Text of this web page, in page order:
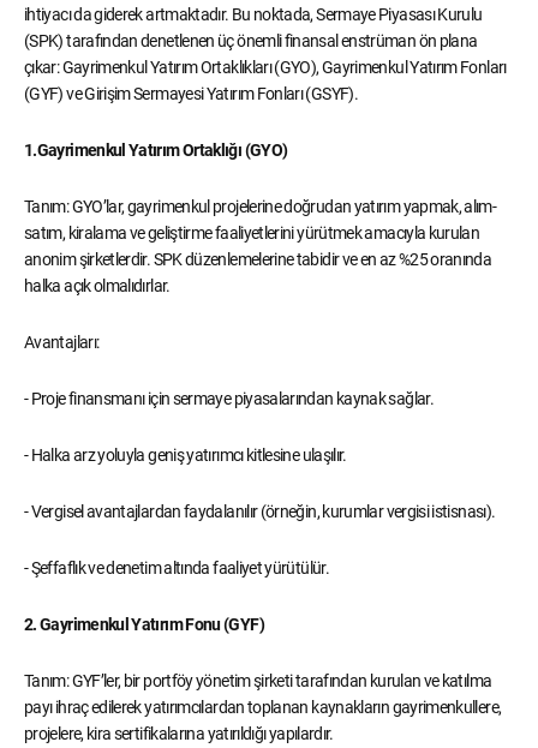
ihtiyacı da giderek artmaktadır. Bu noktada, Sermaye Piyasası Kurulu
(SPK) tarafından denetlenen üç önemli finansal enstrüman ön plana
çıkar: Gayrimenkul Yatırım Ortaklıkları (GYO), Gayrimenkul Yatırım Fonları
(GYF) ve Girişim Sermayesi Yatırım Fonları (GSYF).
1.Gayrimenkul Yatırım Ortaklığı (GYO)
Tanım: GYO’lar, gayrimenkul projelerine doğrudan yatırım yapmak, alım-
satım, kiralama ve geliştirme faaliyetlerini yürütmek amacıyla kurulan
anonim şirketlerdir. SPK düzenlemelerine tabidir ve en az %25 oranında
halka açık olmalıdırlar.
Avantajları:
- Proje finansmanı için sermaye piyasalarından kaynak sağlar.
- Halka arz yoluyla geniş yatırımcı kitlesine ulaşılır.
- Vergisel avantajlardan faydalanılır (örneğin, kurumlar vergisi istisnası).
- Şeffaflık ve denetim altında faaliyet yürütülür.
2. Gayrimenkul Yatırım Fonu (GYF)
Tanım: GYF’ler, bir portföy yönetim şirketi tarafından kurulan ve katılma
payı ihraç edilerek yatırımcılardan toplanan kaynakların gayrimenkullere,
projelere, kira sertifikalarına yatırıldığı yapılardır.